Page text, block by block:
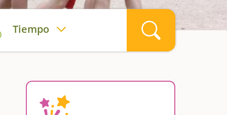
Tiempo